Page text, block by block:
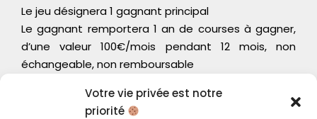
Votre vie privée est notre
priorité
Le jeu désignera 1 gagnant principal
Le gagnant remportera 1 an de courses à gagner,
d’une valeur 100€/mois pendant 12 mois, non
échangeable, non remboursable
ARTICLE 5 – DÉSIGNATION DES GAGNANTS
5.1 – Un tirage au sort aléatoire sera réalisé un